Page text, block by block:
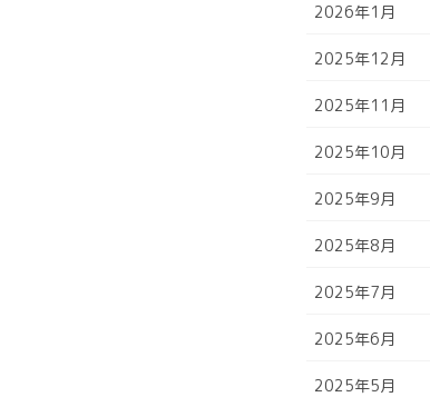
2026年1月
2025年12月
2025年11月
2025年10月
2025年9月
2025年8月
2025年7月
2025年6月
2025年5月